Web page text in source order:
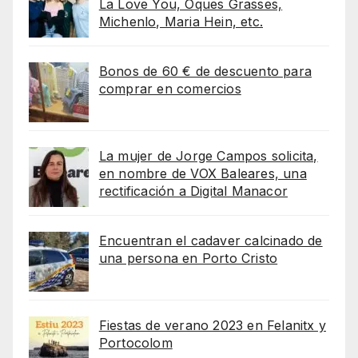
La Love You, Oques Grasses,
Michenlo, Maria Hein, etc.
Bonos de 60 € de descuento para
comprar en comercios
La mujer de Jorge Campos solicita,
en nombre de VOX Baleares, una
rectificación a Digital Manacor
Encuentran el cadaver calcinado de
una persona en Porto Cristo
Fiestas de verano 2023 en Felanitx y
Portocolom